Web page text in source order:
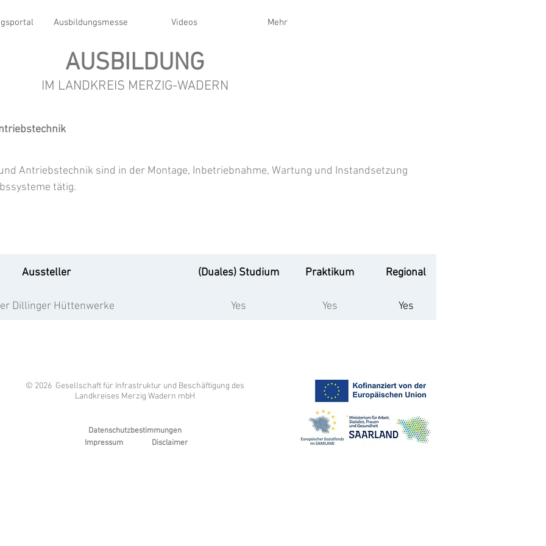
Ausbildungsmesse Videos Mehr
AUSBILDUNG
IM LANDKREIS MERZIG-WADERN
Antriebstechnik sind in der Montage, Inbetriebnahme, Wartung und Instandsetzung
tätig.
Aussteller (Duales) Studium Praktikum Regional
Dillinger Hüttenwerke Yes Yes Yes
© 2026 Gesellschaft für Infrastruktur und Beschäftigung des
Landkreises Merzig Wadern mbH
Datenschutzbestimmungen
Impressum
Disclaimer